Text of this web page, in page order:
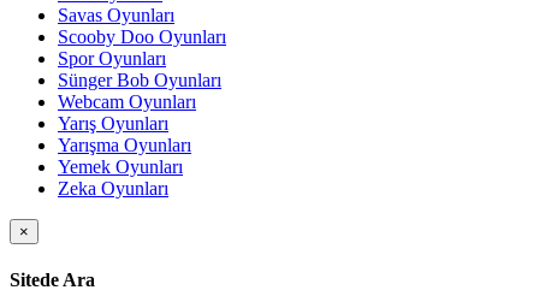
Savas Oyunları
Scooby Doo Oyunları
Spor Oyunları
Sünger Bob Oyunları
Webcam Oyunları
Yarış Oyunları
Yarışma Oyunları
Yemek Oyunları
Zeka Oyunları
×
Sitede Ara